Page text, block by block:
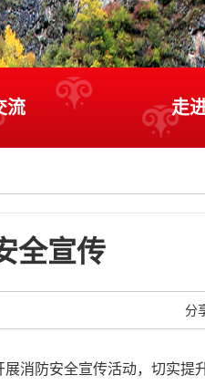
流 走
全宣传
分
消防安全宣传活动，切实提